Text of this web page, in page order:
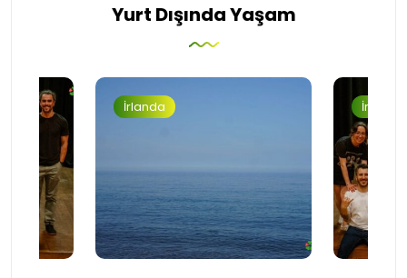
Yurt Dışında Yaşam
İrlanda İrlanda